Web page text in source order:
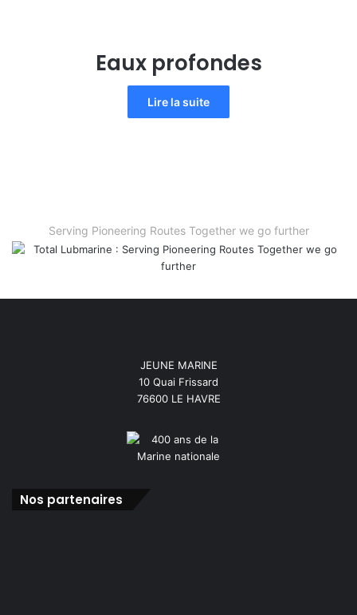
Eaux profondes
Lire la suite
Serving Pioneering Routes Together we go further
JEUNE MARINE
10 Quai Frissard
76600 LE HAVRE
Nos partenaires